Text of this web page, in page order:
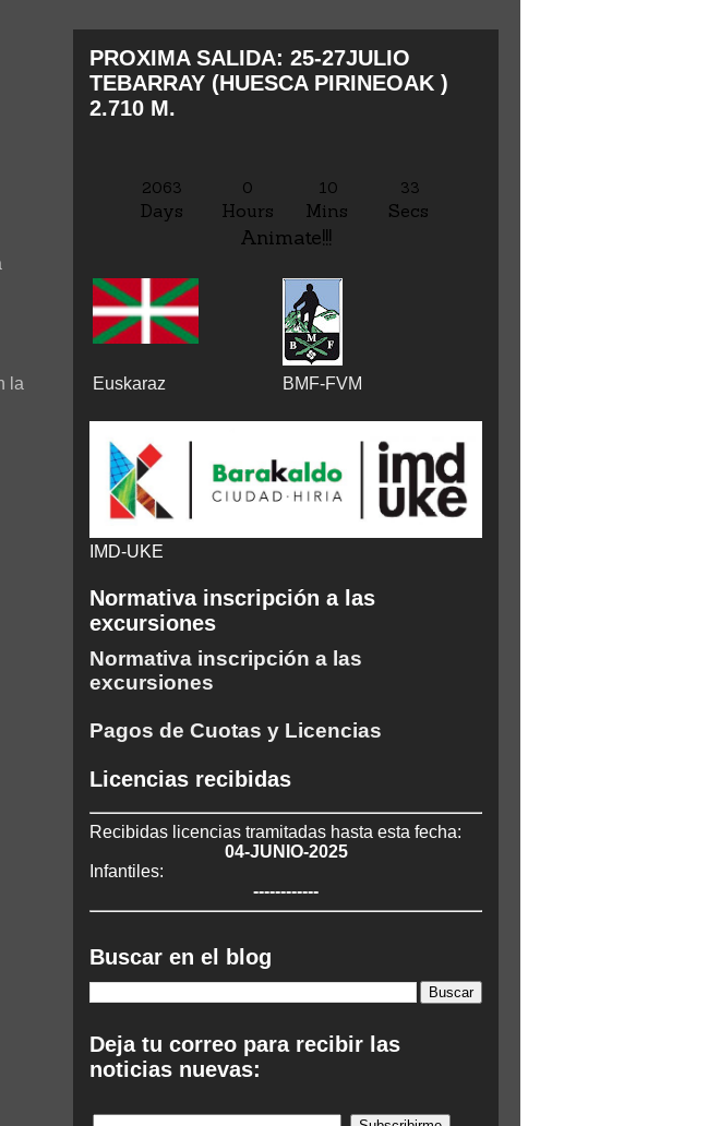
la
PROXIMA SALIDA: 25-27JULIO
TEBARRAY (HUESCA PIRINEOAK )
2.710 M.
2063 0 10 35
Secs
Mins
Hours
Days
Animate!!!
Euskaraz BMF-FVM
IMD-UKE
Normativa inscripción a las
excursiones
Normativa inscripción a las
excursiones
Pagos de Cuotas y Licencias
Licencias recibidas
Recibidas licencias tramitadas hasta esta fecha:
04-JUNIO-2025
Infantiles:
------------
Buscar en el blog
Deja tu correo para recibir las
noticias nuevas: